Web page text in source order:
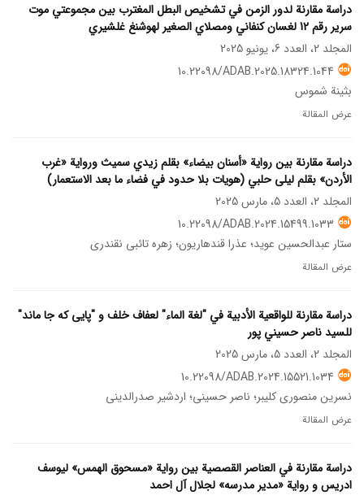
دراسة مقارنة لدور الزمن في تشخيص البطل المغترب بين مجموعتي موت
سرير رقم 12 لغسان كنفاني ومصلاي الصغير لهوشنغ غلشيري
المجلد 2، العدد 6، يونيو 2025
10.22098/ADAB.2025.18324.1044
بثينة شموس
عرض المقالة
دراسة مقارنة بين رواية «أسنان بيضاء» بقلم زيدي سميث ورواية «غرب
الأردن» بقلم ليلى حلبي (هويات بلا حدود في فضاء ما بعد الاستعمار)
المجلد 2، العدد 5، مارس 2025
10.22098/ADAB.2024.15499.1033
ستار عبدالحسین عوید؛ عذرا قندهاریون؛ زهره تائبی نقندری
عرض المقالة
دراسة مقارنة للواقعیة الأدبیة في "لغة الماء" لعفاف خلف و "پایی که جا ماند"
للسید ناصر حسیني پور
المجلد 2، العدد 5، مارس 2025
10.22098/ADAB.2024.15521.1034
نسرین منصوری کلیبر؛ ناصر حسینی؛ اردشیر صدرالدینی
عرض المقالة
دراسة مقارنة في العناصر القصصیة بین روایة «مسحوق الهمس» لیوسف
ادریس و روایة «مدیر مدرسه» لجلال آل احمد